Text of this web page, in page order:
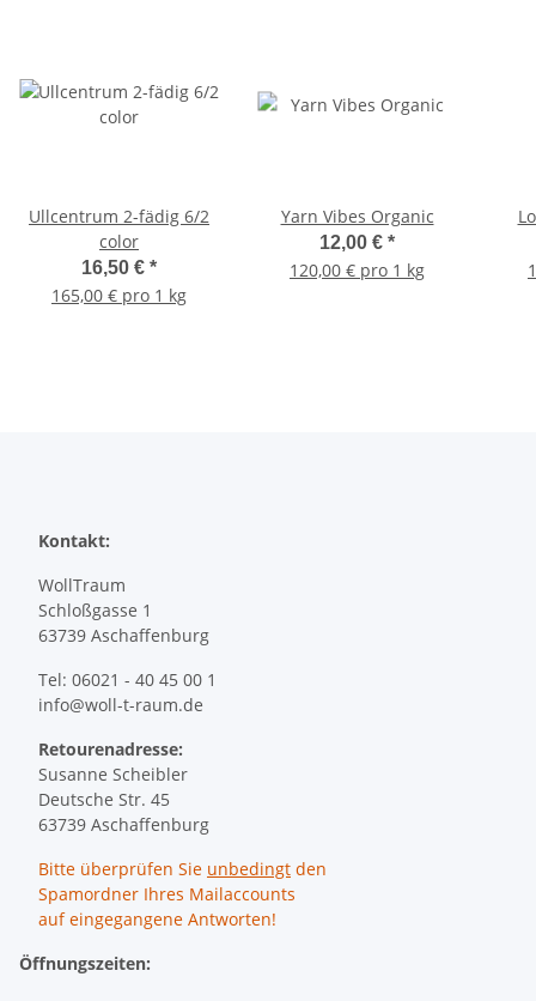
Ullcentrum 2-fädig 6/2
color
16,50 € *
165,00 € pro 1 kg
Yarn Vibes Organic
12,00 € *
120,00 € pro 1 kg
Kontakt:
WollTraum
Schloßgasse 1
63739 Aschaffenburg
Tel: 06021 - 40 45 00 1
info@woll-t-raum.de
Retourenadresse:
Susanne Scheibler
Deutsche Str. 45
63739 Aschaffenburg
Bitte überprüfen Sie unbedingt den
Spamordner Ihres Mailaccounts
auf eingegangene Antworten!
Öffnungszeiten: